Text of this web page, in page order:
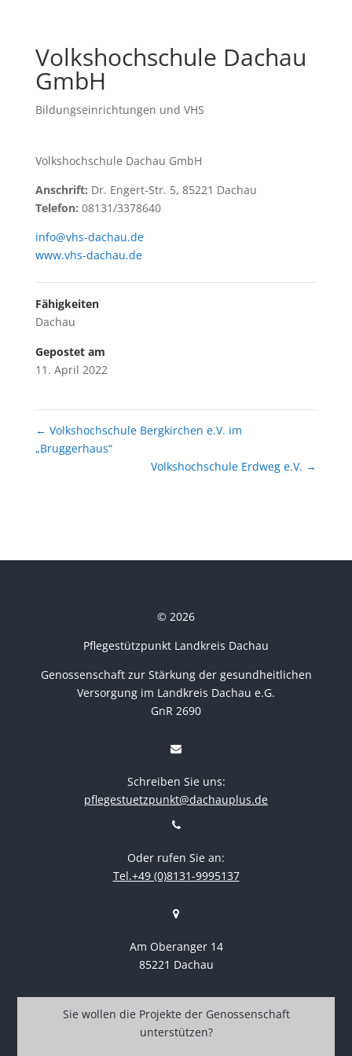
Volkshochschule Dachau
GmbH
Bildungseinrichtungen und VHS
Volkshochschule Dachau GmbH
Anschrift: Dr. Engert-Str. 5, 85221 Dachau
Telefon: 08131/3378640
info@vhs-dachau.de
www.vhs-dachau.de
Fähigkeiten
Dachau
Gepostet am
11. April 2022
← Volkshochschule Bergkirchen e.V. im
„Bruggerhaus“
Volkshochschule Erdweg e.V. →
© 2026
Pflegestützpunkt Landkreis Dachau
Genossenschaft zur Stärkung der gesundheitlichen
Versorgung im Landkreis Dachau e.G.
GnR 2690
Schreiben Sie uns:
pflegestuetzpunkt@dachauplus.de
Oder rufen Sie an:
Tel.+49 (0)8131-9995137
Am Oberanger 14
85221 Dachau
Sie wollen die Projekte der Genossenschaft
unterstützen?